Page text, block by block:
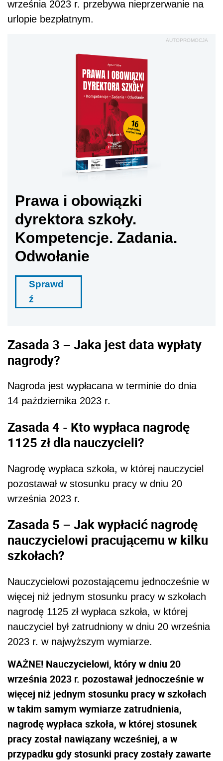
września 2023 r. przebywa nieprzerwanie na
urlopie bezpłatnym.
AUTOPROMOCJA
Prawa i obowiązki
dyrektora szkoły.
Kompetencje. Zadania.
Odwołanie
Sprawd
ź
Zasada 3 – Jaka jest data wypłaty
nagrody?
Nagroda jest wypłacana w terminie do dnia
14 października 2023 r.
Zasada 4 - Kto wypłaca nagrodę
1125 zł dla nauczycieli?
Nagrodę wypłaca szkoła, w której nauczyciel
pozostawał w stosunku pracy w dniu 20
września 2023 r.
Zasada 5 – Jak wypłacić nagrodę
nauczycielowi pracującemu w kilku
szkołach?
Nauczycielowi pozostającemu jednocześnie w
więcej niż jednym stosunku pracy w szkołach
nagrodę 1125 zł wypłaca szkoła, w której
nauczyciel był zatrudniony w dniu 20 września
2023 r. w najwyższym wymiarze.
WAŻNE! Nauczycielowi, który w dniu 20
września 2023 r. pozostawał jednocześnie w
więcej niż jednym stosunku pracy w szkołach
w takim samym wymiarze zatrudnienia,
nagrodę wypłaca szkoła, w której stosunek
pracy został nawiązany wcześniej, a w
przypadku gdy stosunki pracy zostały zawarte